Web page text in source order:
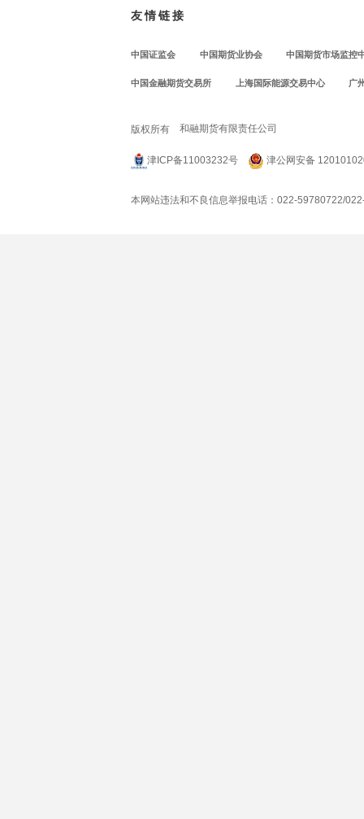
友情链接
中国证监会 中国期货业协会 中国期货市场监控
中国金融期货交易所 上海国际能源交易中心 广
版权所有 和融期货有限责任公司
津ICP备11003232号 津公网安备
本网站违法和不良信息举报电话：022-59780722/